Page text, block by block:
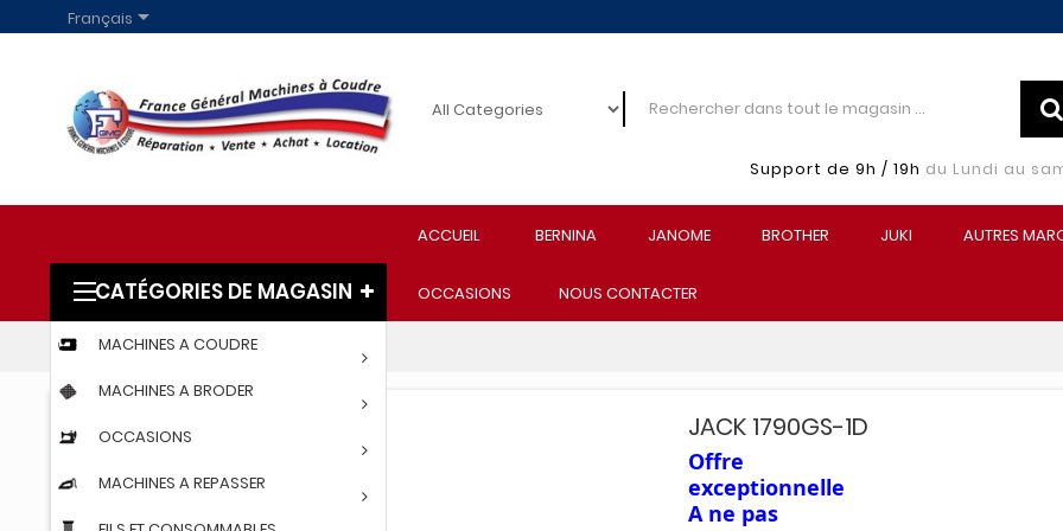
Français
Support de 9h / 19h du Lundi au
ACCUEIL BERNINA JANOME BROTHER JUKI AUTRES
OCCASIONS NOUS CONTACTER
CATÉGORIES DE MAGASIN
MACHINES A COUDRE
MACHINES A BRODER
OCCASIONS
MACHINES A REPASSER
Accueil JACK 1790GS-1D
JACK 1790GS-1D
Offre
exceptionnelle
A ne pas